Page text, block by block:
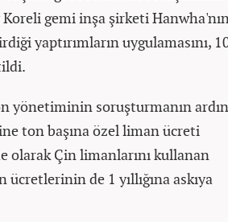
Koreli gemi inşa şirketi
yaptırımların uygulamasını,
yönetiminin soruşturmanın
ton başına özel liman ücreti
olarak Çin limanlarını kullanan
de 1 yıllığına askıya